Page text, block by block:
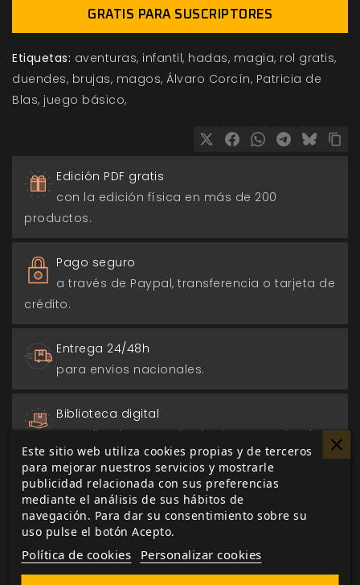
GRATIS PARA SUSCRIPTORES
Etiquetas: aventuras infantil hadas magia rol gratis
duendes brujas magos Álvaro Corcín Patricia de
Blas juego básico
Edición PDF gratis
con la edición física en más de 200
productos.
Pago seguro
a través de Paypal, transferencia o tarjeta de
crédito.
Entrega 24/48h
para envios nacionales.
Biblioteca digital
actualizada con todos los juego canjeados
o comprados.
Este sitio web utiliza cookies propias y de terceros
para mejorar nuestros servicios y mostrarle
publicidad relacionada con sus preferencias
mediante el análisis de sus hábitos de
navegación. Para dar su consentimiento sobre su
uso pulse el botón Acepto.
Política de cookies Personalizar cookies